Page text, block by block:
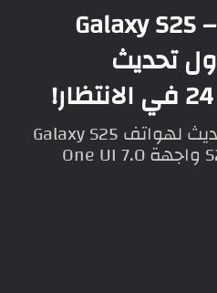
جالكسي اس 25 – Galaxy S25
تحديث
سامسونج تُطلق أول تحديث لهواتف Galaxy S25